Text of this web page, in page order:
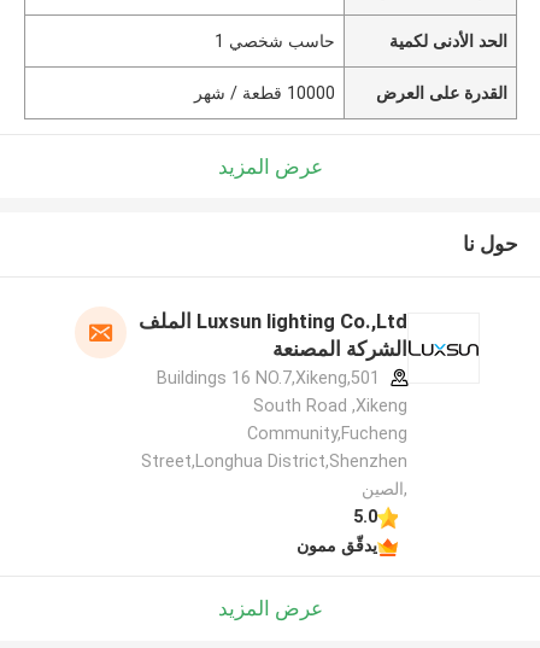
الحد الأدنى لكمية حاسب شخصي 1
القدرة على العرض 10000 قطعة / شهر
عرض المزيد
حول نا
Luxsun lighting Co.,Ltd الملف
الشركة المصنعة
501,Buildings 16 NO.7,Xikeng
South Road ,Xikeng
Community,Fucheng
Street,Longhua District,Shenzhen
,الصين
5.0
يدقّق ممون
عرض المزيد